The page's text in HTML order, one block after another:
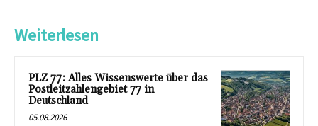
Weiterlesen
PLZ 77: Alles Wissenswerte über das
Postleitzahlengebiet 77 in
Deutschland
05.08.2026